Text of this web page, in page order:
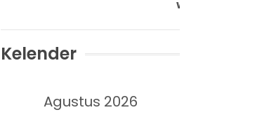
Kelender
Agustus 2026